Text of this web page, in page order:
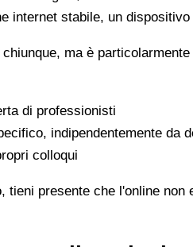
internet stabile, un
ma è
di professionisti
indipendentemente da
colloqui
tieni presente che l'online